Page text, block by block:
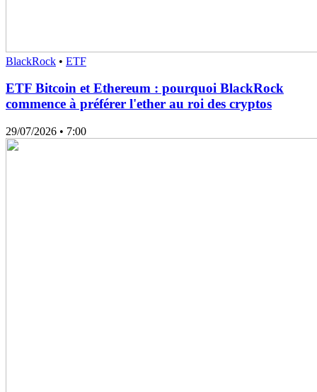
BlackRock • ETF
ETF Bitcoin et Ethereum : pourquoi BlackRock
commence à préférer l'ether au roi des cryptos
29/07/2026 • 7:00